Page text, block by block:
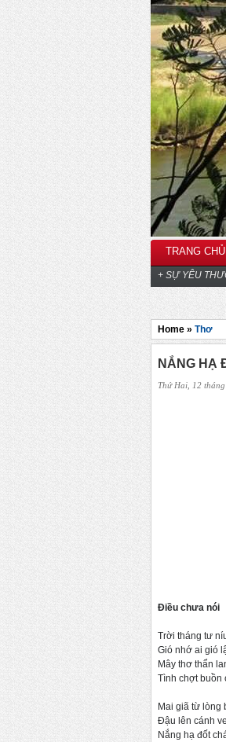
TRANG CHỦ
+ SỰ YÊU
Home » Thơ
NẮNG HẠ
Thứ Hai, 12
Điều chưa nói
Trời tháng tư
Gió nhớ ai gió
Mây thơ thẩn
Tình chợt buồn
Mai giã từ lòng
Đậu lên cánh
Nắng hạ đốt